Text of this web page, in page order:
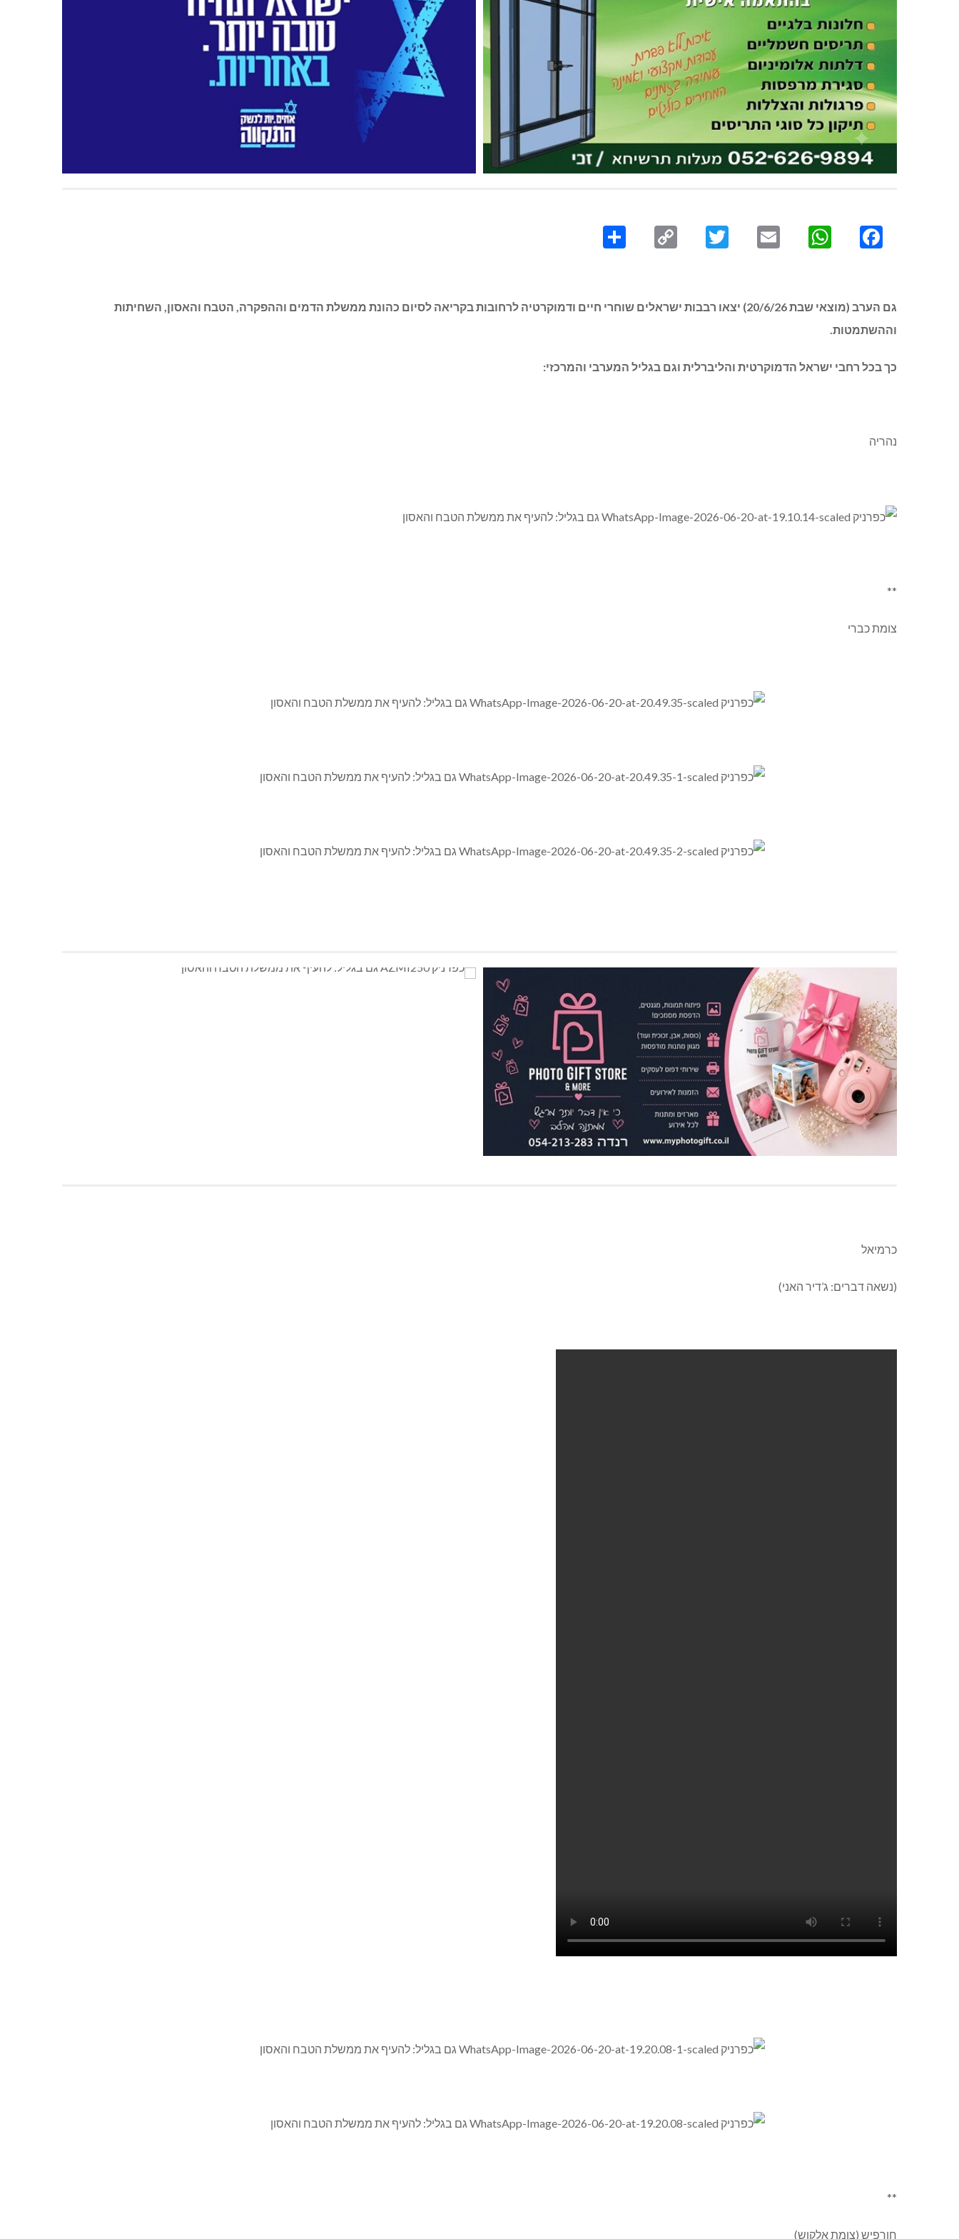
Facebook
WhatsApp
Email
Twitter
Copy
גם הערב (מוצאי שבת 20/6/26) יצאו רבבות ישראלים שוחרי חיים ודמוקרטיה לרחובות בקריאה לסיום כהונת ממשלת הדמים וההפקרה, הטבח והאסון, השחיתות
וההשתמטות.
כך בכל רחבי ישראל הדמוקרטית והליברלית וגם בגליל המערבי והמרכזי:
נהריה
**
צומת כברי
כרמיאל
(נשאה דברים: ג’דיר האני)
**
חורפיש (צומת אלקוש)